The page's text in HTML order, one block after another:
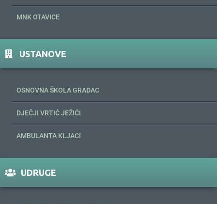
MNK OTAVICE
USTANOVE
OSNOVNA ŠKOLA GRADAC
DJEČJI VRTIĆ JEŽIĆI
AMBULANTA KLJACI
UDRUGE